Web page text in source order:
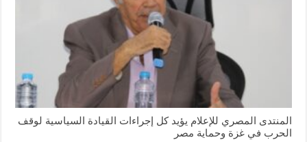
المنتدى المصري للإعلام يؤيد كل إجراءات القيادة السياسية لوقف
الحرب في غزة وحماية مصر